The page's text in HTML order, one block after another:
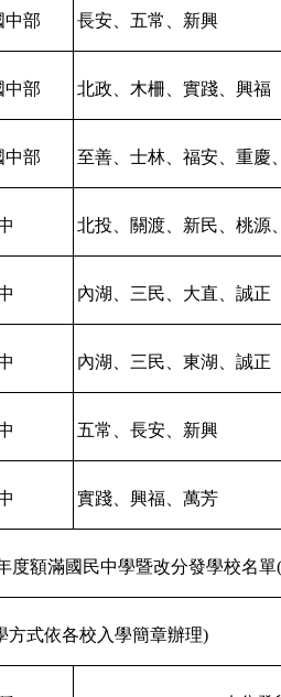
中部 長安、五常、新興
中部 北政、木柵、實踐、興福
中部 至善、士林、福安、重慶
北投、關渡、新民、桃源
內湖、三民、大直、誠正
內湖、三民、東湖、誠正
五常、長安、新興
實踐、興福、萬芳
度額滿國民中學暨改分發學校名單
方式依各校入學簡章辦理)